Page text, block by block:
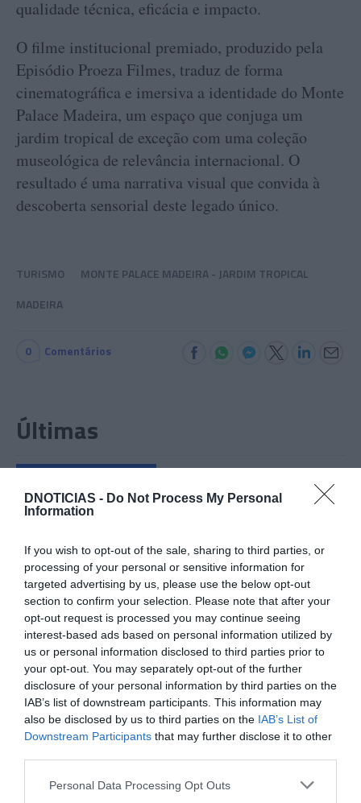
DNOTICIAS - Do Not Process My Personal
Information
If you wish to opt-out of the sale, sharing to third parties, or
processing of your personal or sensitive information for
targeted advertising by us, please use the below opt-out
section to confirm your selection. Please note that after your
opt-out request is processed you may continue seeing
interest-based ads based on personal information utilized by
us or personal information disclosed to third parties prior to
your opt-out. You may separately opt-out of the further
disclosure of your personal information by third parties on the
IAB’s list of downstream participants. This information may
also be disclosed by us to third parties on the IAB’s List of
Downstream Participants that may further disclose it to other
Please note that this website/app uses one or more Google
Personal Data Processing Opt Outs
qualidade técnica, eficácia e impacto.
O filme institucional premiado, produzido pela
Episódio Proeza Filmes, traduz de forma
cinematográfica e imersiva a identidade do Monte
Palace Madeira, um espaço que conjuga um
jardim tropical de exceção com uma coleção
museológica de relevância internacional. O
resultado é uma narrativa visual que convida à
descoberta sensorial deste legado único.
TURISMO
MONTE PALACE MADEIRA - JARDIM TROPICAL
MADEIRA
0 Comentários
Últimas
“Muda o corpo de todas as mulheres”
PRODUTOS E MARCAS
Conheça a programação de fim-de-semana dos hotéis
da colecção Savoy Signature
PRODUTOS E MARCAS
DHRT celebra dois anos com evento que junta música,
moda e criatividade no Funchal